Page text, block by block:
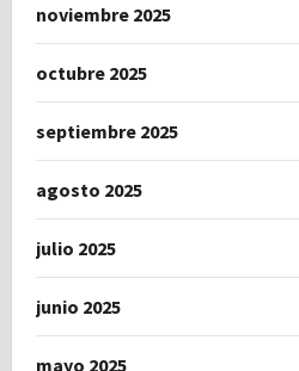
noviembre 2025
octubre 2025
septiembre 2025
agosto 2025
julio 2025
junio 2025
mayo 2025